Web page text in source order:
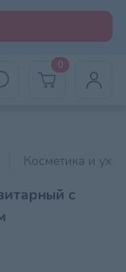
0
Косметика и уход
с